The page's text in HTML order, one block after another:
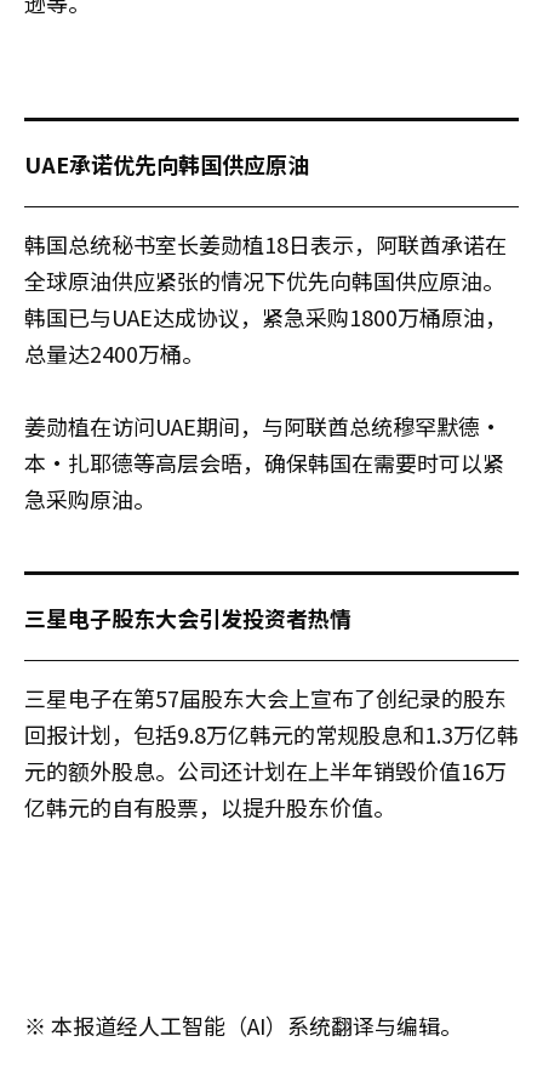
UAE承诺优先向韩国供应原油
韩国总统秘书室长姜勋植18日表示，阿联酋承诺在
全球原油供应紧张的情况下优先向韩国供应原油。
韩国已与UAE达成协议，紧急采购1800万桶原油，
总量达2400万桶。
姜勋植在访问UAE期间，与阿联酋总统穆罕默德·
本·扎耶德等高层会晤，确保韩国在需要时可以紧
急采购原油。
三星电子股东大会引发投资者热情
三星电子在第57届股东大会上宣布了创纪录的股东
回报计划，包括9.8万亿韩元的常规股息和1.3万亿韩
元的额外股息。公司还计划在上半年销毁价值16万
亿韩元的自有股票，以提升股东价值。
※ 本报道经人工智能（AI）系统翻译与编辑。